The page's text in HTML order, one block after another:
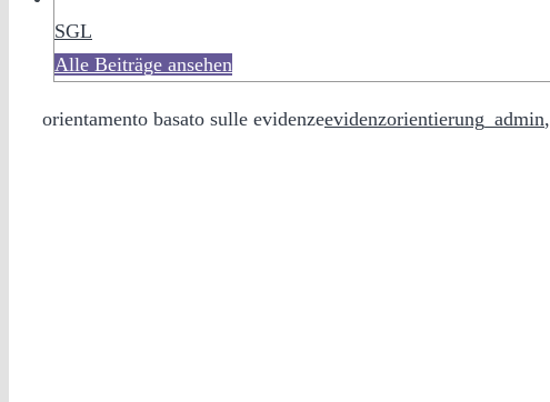
SGL
Alle Beiträge ansehen
orientamento basato sulle evidenzeevidenzorientierung_admin,